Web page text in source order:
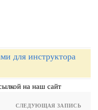
для инструктора
на наш сайт
СЛЕДУЮЩАЯ ЗАПИСЬ